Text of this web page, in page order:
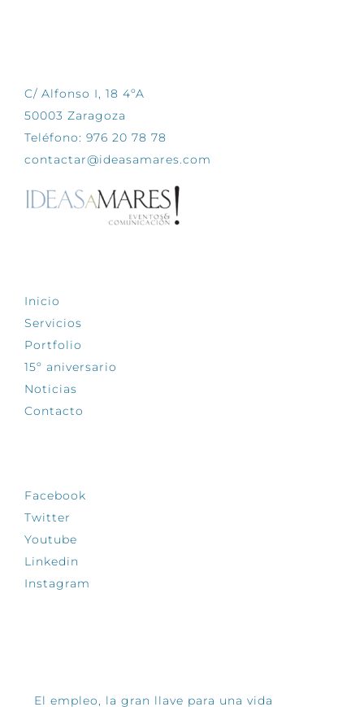
C/ Alfonso I, 18 4ºA
50003 Zaragoza
Teléfono: 976 20 78 78
contactar@ideasamares.com
Inicio
Servicios
Portfolio
15º aniversario
Noticias
Contacto
Facebook
Twitter
Youtube
Linkedin
Instagram
El empleo, la gran llave para una vida